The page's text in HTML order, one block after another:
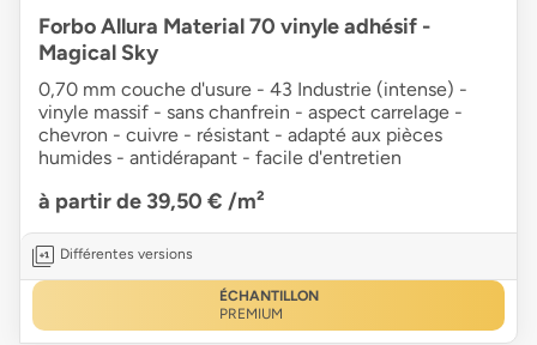
Forbo Allura Material 70 vinyle adhésif -
Magical Sky
0,70 mm couche d'usure - 43 Industrie (intense) -
vinyle massif - sans chanfrein - aspect carrelage -
chevron - cuivre - résistant - adapté aux pièces
humides - antidérapant - facile d'entretien
à partir de 39,50 € /m²
Différentes versions
ÉCHANTILLON
PREMIUM